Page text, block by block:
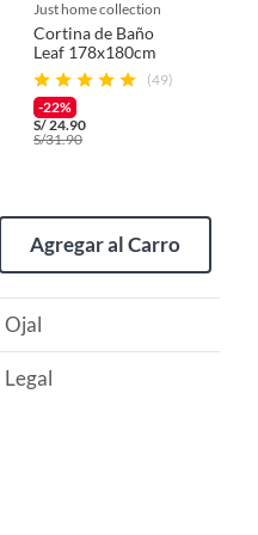
just home collection
Cortina de Baño
Leaf 178x180cm
(49)
-22%
S/24.90
S/31.90
Agregar al Carro
Ojal
Legal